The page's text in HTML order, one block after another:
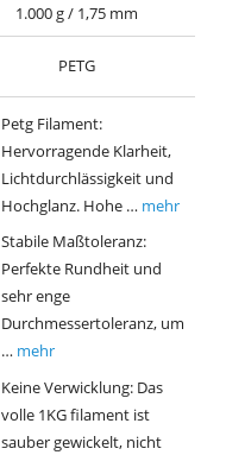
1.000 g / 1,75 mm
PETG
Petg Filament:
Hervorragende Klarheit,
Lichtdurchlässigkeit und
Hochglanz. Hohe … mehr
Stabile Maßtoleranz:
Perfekte Rundheit und
sehr enge
Durchmessertoleranz, um
… mehr
Keine Verwicklung: Das
volle 1KG filament ist
sauber gewickelt, nicht